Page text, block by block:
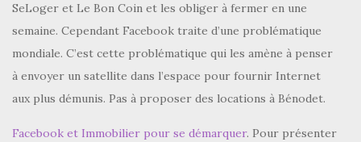
SeLoger et Le Bon Coin et les obliger à fermer en une
semaine. Cependant Facebook traite d’une problématique
mondiale. C’est cette problématique qui les amène à penser
à envoyer un satellite dans l’espace pour fournir Internet
aux plus démunis. Pas à proposer des locations à Bénodet.
Facebook et Immobilier pour se démarquer. Pour présenter